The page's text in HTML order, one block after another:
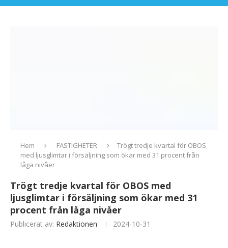
Hem FASTIGHETER
Trögt tredje kvartal för OBOS
med ljusglimtar i försäljning som ökar med 31 procent från
låga nivåer
Trögt tredje kvartal för OBOS med
ljusglimtar i försäljning som ökar med 31
procent från låga nivåer
Publicerat av: Redaktionen 2024-10-31